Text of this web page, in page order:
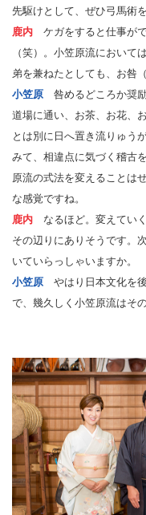
先駆けとして、ぜひ弓馬術
鹿内 ケガをすると仕事が
（笑）。小笠原流において
弟を兼ねたとしても、お咎
小笠原 咎めるどころか奨
道場に通い、お茶、お花、
とは別に日へ置き流りゅう
みて、相違点に気づく稽古
原流の式法を変えることは
な感覚ですね。
鹿内 なるほど。変えてい
その辺りにありそうです。
いていらっしゃいますか。
小笠原 やはり日本文化を
で、幾久しく小笠原流はそ